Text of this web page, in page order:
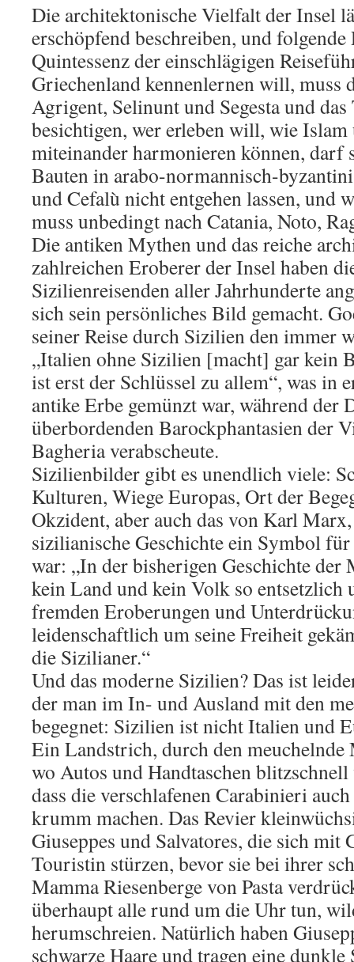
Die architektonische Vielfalt der Insel
erschöpfend beschreiben, und folgende
Quintessenz der einschlägigen
Griechenland kennenlernen will, muss
Agrigent, Selinunt und Segesta und
besichtigen, wer erleben will, wie
miteinander harmonieren können, darf
Bauten in arabo-normannisch-
und Cefalù nicht entgehen lassen, und
muss unbedingt nach Catania, Noto,
Die antiken Mythen und das reiche
zahlreichen Eroberer der Insel haben
Sizilienreisenden aller Jahrhunderte
sich sein persönliches Bild gemacht.
seiner Reise durch Sizilien den immer
„Italien ohne Sizilien [macht] gar kein
ist erst der Schlüssel zu allem“, was in
antike Erbe gemünzt war, während der
überbordenden Barockphantasien der
Bagheria verabscheute.
Sizilienbilder gibt es unendlich viele:
Kulturen, Wiege Europas, Ort der
Okzident, aber auch das von Karl
sizilianische Geschichte ein Symbol
war: „In der bisherigen Geschichte der
kein Land und kein Volk so entsetzlich
fremden Eroberungen und
leidenschaftlich um seine Freiheit
die Sizilianer.“
Und das moderne Sizilien? Das ist
der man im In- und Ausland mit den
begegnet: Sizilien ist nicht Italien und
Ein Landstrich, durch den meuchelnde
wo Autos und Handtaschen
dass die verschlafenen Carabinieri
krumm machen. Das Revier
Giuseppes und Salvatores, die sich mit
Touristin stürzen, bevor sie bei ihrer
Mamma Riesenberge von Pasta
überhaupt alle rund um die Uhr tun,
herumschreien. Natürlich haben
schwarze Haare und tragen eine